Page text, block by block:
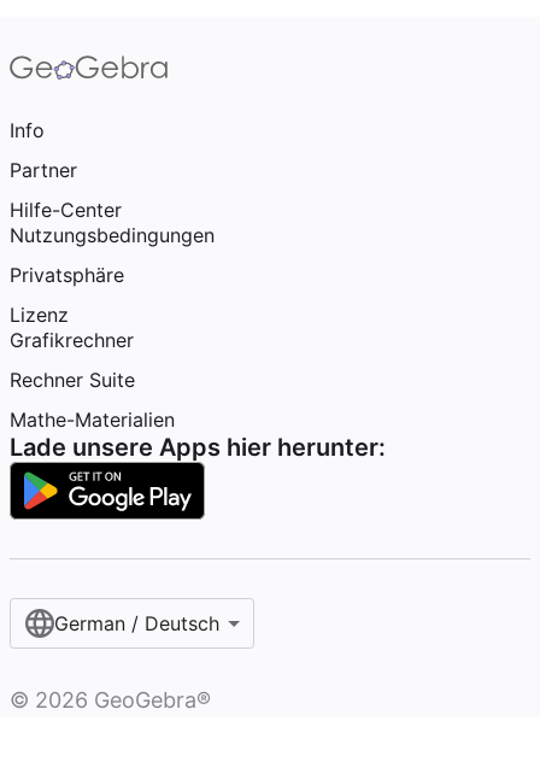
Info
Partner
Hilfe-Center
Nutzungsbedingungen
Privatsphäre
Lizenz
Grafikrechner
Rechner Suite
Mathe-Materialien
Lade unsere Apps hier herunter:
German / Deutsch
© 2026 GeoGebra®